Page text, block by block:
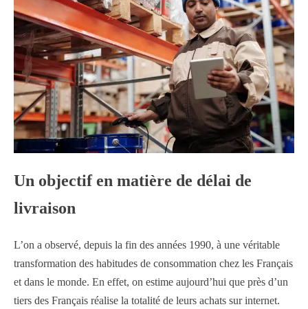
Un objectif en matière de délai de
livraison
L’on a observé, depuis la fin des années 1990, à une véritable
transformation des habitudes de consommation chez les Français
et dans le monde. En effet, on estime aujourd’hui que près d’un
tiers des Français réalise la totalité de leurs achats sur internet.